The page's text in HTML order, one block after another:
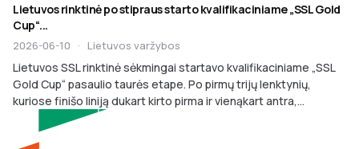
Lietuvos rinktinė po stipraus starto kvalifikaciniame „SSL Gold
Cup“...
2026-06-10 · Lietuvos varžybos
Lietuvos SSL rinktinė sėkmingai startavo kvalifikaciniame „SSL
Gold Cup“ pasaulio taurės etape. Po pirmų trijų lenktynių,
kuriose finišo liniją dukart kirto pirma ir vienąkart antra,...